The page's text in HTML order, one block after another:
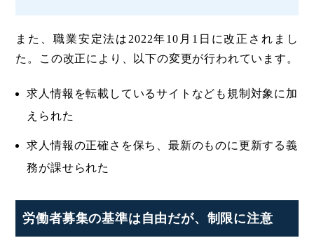
また、職業安定法は2022年10月1日に改正されまし
た。この改正により、以下の変更が行われています。
求人情報を転載しているサイトなども規制対象に加
えられた
求人情報の正確さを保ち、最新のものに更新する義
務が課せられた
労働者募集の基準は自由だが、制限に注意